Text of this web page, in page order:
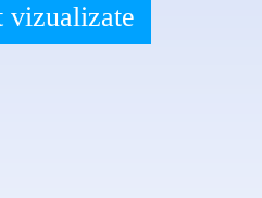
vizualizate